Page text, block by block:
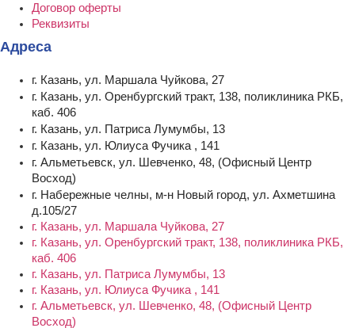
Договор оферты
Реквизиты
Адреса
г. Казань, ул. Маршала Чуйкова, 27
г. Казань, ул. Оренбургский тракт, 138, поликлиника РКБ,
каб. 406
г. Казань, ул. Патриса Лумумбы, 13
г. Казань, ул. Юлиуса Фучика , 141
г. Альметьевск, ул. Шевченко, 48, (Офисный Центр
Восход)
г. Набережные челны, м-н Новый город, ул. Ахметшина
д.105/27
г. Казань, ул. Маршала Чуйкова, 27
г. Казань, ул. Оренбургский тракт, 138, поликлиника РКБ,
каб. 406
г. Казань, ул. Патриса Лумумбы, 13
г. Казань, ул. Юлиуса Фучика , 141
г. Альметьевск, ул. Шевченко, 48, (Офисный Центр
Восход)